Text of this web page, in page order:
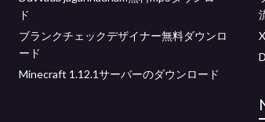
ド
ブランクチェックデザイナー無料ダウンロ
ード
Minecraft 1.12.1サーバーのダウンロード